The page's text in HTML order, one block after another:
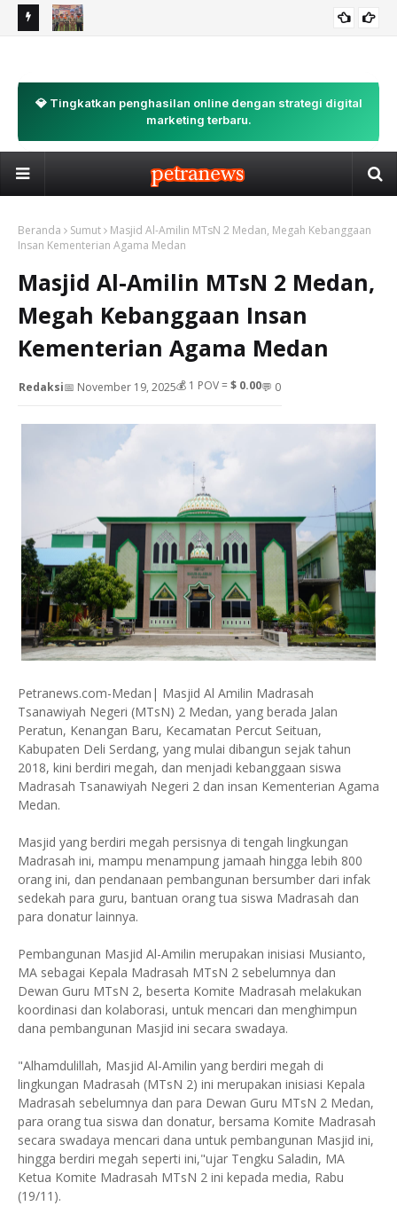
LAHIRKAN KADER TANGGUH
💎 Tingkatkan penghasilan online dengan strategi digital
marketing terbaru.
Beranda Sumut
Masjid Al-Amilin MTsN 2 Medan, Megah Kebanggaan
Insan Kementerian Agama Medan
Masjid Al-Amilin MTsN 2 Medan,
Megah Kebanggaan Insan
Kementerian Agama Medan
Redaksi📅 November 19, 2025💰 1 POV = $ 0.00💬 0
Petranews.com-Medan| Masjid Al Amilin Madrasah
Tsanawiyah Negeri (MTsN) 2 Medan, yang berada Jalan
Peratun, Kenangan Baru, Kecamatan Percut Seituan,
Kabupaten Deli Serdang, yang mulai dibangun sejak tahun
2018, kini berdiri megah, dan menjadi kebanggaan siswa
Madrasah Tsanawiyah Negeri 2 dan insan Kementerian Agama
Medan.
Masjid yang berdiri megah persisnya di tengah lingkungan
Madrasah ini, mampu menampung jamaah hingga lebih 800
orang ini, dan pendanaan pembangunan bersumber dari infak
sedekah para guru, bantuan orang tua siswa Madrasah dan
para donatur lainnya.
Pembangunan Masjid Al-Amilin merupakan inisiasi Musianto,
MA sebagai Kepala Madrasah MTsN 2 sebelumnya dan
Dewan Guru MTsN 2, beserta Komite Madrasah melakukan
koordinasi dan kolaborasi, untuk mencari dan menghimpun
dana pembangunan Masjid ini secara swadaya.
"Alhamdulillah, Masjid Al-Amilin yang berdiri megah di
lingkungan Madrasah (MTsN 2) ini merupakan inisiasi Kepala
Madrasah sebelumnya dan para Dewan Guru MTsN 2 Medan,
para orang tua siswa dan donatur, bersama Komite Madrasah
secara swadaya mencari dana untuk pembangunan Masjid ini,
hingga berdiri megah seperti ini,"ujar Tengku Saladin, MA
Ketua Komite Madrasah MTsN 2 ini kepada media, Rabu
(19/11).